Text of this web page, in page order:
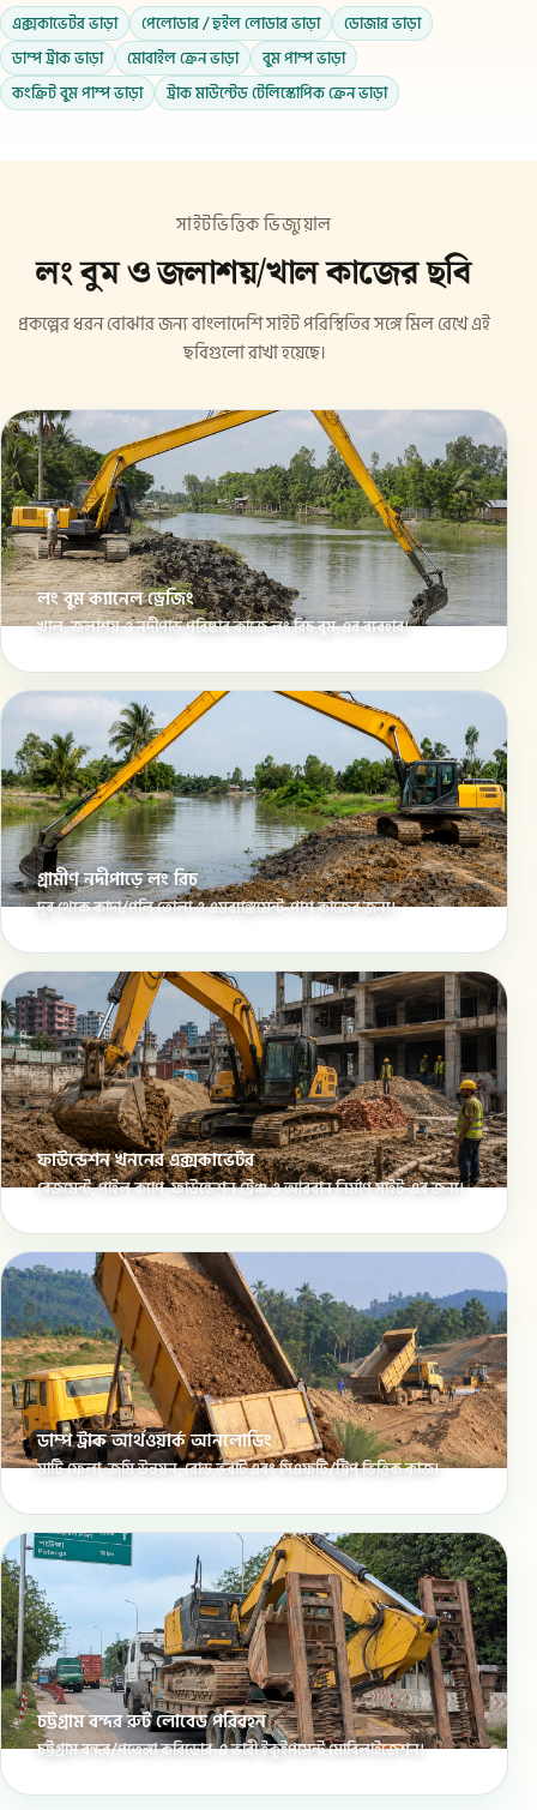
এক্সকাভেটর ভাড়া পেলোডার / হুইল লোডার ভাড়া
ডোজার ভাড়া
ডাম্প ট্রাক ভাড়া
মোবাইল ক্রেন ভাড়া
বুম পাম্প ভাড়া
কংক্রিট বুম পাম্প ভাড়া
ট্রাক মাউন্টেড টেলিস্কোপিক ক্রেন ভাড়া
সাইটভিত্তিক ভিজ্যুয়াল
লং বুম ও জলাশয়/খাল কাজের ছবি
প্রকল্পের ধরন বোঝার জন্য বাংলাদেশি সাইট পরিস্থিতির সঙ্গে মিল রেখে এই
ছবিগুলো রাখা হয়েছে।
লং বুম ক্যানেল ড্রেজিং
খাল, জলাশয় ও নদীপাড় পরিষ্কার কাজে লং রিচ বুম-এর ব্যবহার।
গ্রামীণ নদীপাড়ে লং রিচ
দূর থেকে কাদা/পলি তোলা ও এমব্যাঙ্কমেন্ট-পাশ কাজের জন্য।
ফাউন্ডেশন খননের এক্সকাভেটর
বেজমেন্ট, পাইল ক্যাপ, ফাউন্ডেশন ট্রেঞ্চ ও আরবান নির্মাণ সাইট-এর জন্য।
ডাম্প ট্রাক আর্থওয়ার্ক আনলোডিং
মাটি ফেলা, জমি উন্নয়ন, রোড ভরাট এবং সিএফটি/ট্রিপ ভিত্তিক কাজ।
চট্টগ্রাম বন্দর রুট লোবেড পরিবহন
চট্টগ্রাম বন্দর/পতেঙ্গা করিডোর-এ ভারী ইকুইপমেন্ট মোবিলাইজেশন।